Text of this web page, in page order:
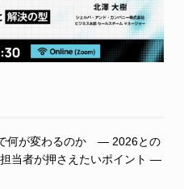
何が変わるのか ― 2026との
当者が押さえたいポイント ―